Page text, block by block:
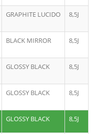
GRAPHITE LUCIDO 8,5J
BLACK MIRROR 8,5J
GLOSSY BLACK 8,5J
GLOSSY BLACK 8,5J
GLOSSY BLACK 8,5J